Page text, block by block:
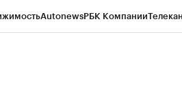
AutonewsРБК Компании